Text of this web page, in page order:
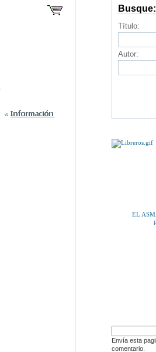
Busque:
Título:
Autor:
Envía esta
comentario.